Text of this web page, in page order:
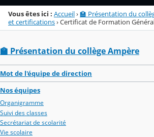
Vous êtes ici : Accueil›🏫 Présentation du
et certifications›Certificat de Formation
🏫 Présentation du collège Ampère
Mot de l'équipe de direction
Nos équipes
Organigramme
Suivi des classes
Secrétariat de scolarité
Vie scolaire